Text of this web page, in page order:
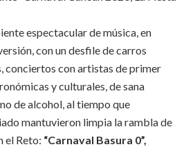
espectacular de música, en
con un desfile de carros
conciertos con artistas de primer
y culturales, de sana
de alcohol, al tiempo que
mantuvieron limpia la rambla de
el Reto: “Carnaval Basura 0”,